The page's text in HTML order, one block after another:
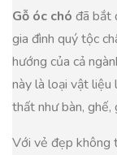
Gỗ óc chó đã bắt
gia đình quý tộc
hướng của cả
này là loại vật
thất như bàn,
Với vẻ đẹp không